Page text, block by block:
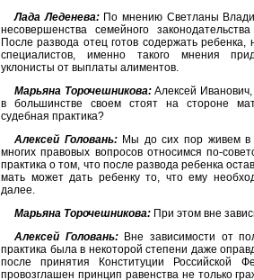
Лада Леденева:По мнению Светланы
несовершенства семейного
После развода отец готов содержать
специалистов, именно такого мнения
уклонисты от выплаты алиментов.
Марьяна Торочешникова:Алексей Иванович,
в большинстве своем стоят на стороне
судебная практика?
Алексей Головань:Мы до сих пор живем в
многих правовых вопросов относимся по-
практика о том, что после развода ребенка
мать может дать ребенку то, что ему
далее.
Марьяна Торочешникова: При этом вне
Алексей Головань:Вне зависимости от
практика была в некоторой степени даже
после принятия Конституции Российской
провозглашен принцип равенства не только